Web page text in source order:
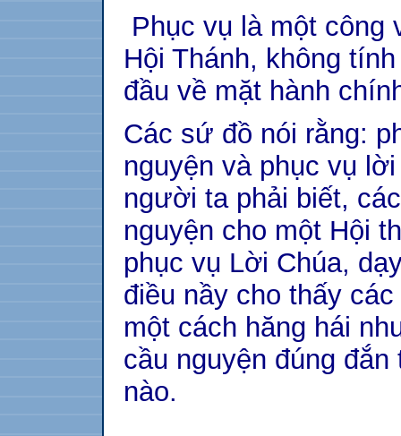
Phục vụ là một công
Hội Thánh, không
đầu về mặt hành
Các sứ đồ nói rằng:
nguyện và phục vụ
người ta phải biết,
nguyện cho một Hội
phục vụ Lời Chúa,
điều nầy cho thấy
một cách hăng hái
cầu nguyện đúng
nào.